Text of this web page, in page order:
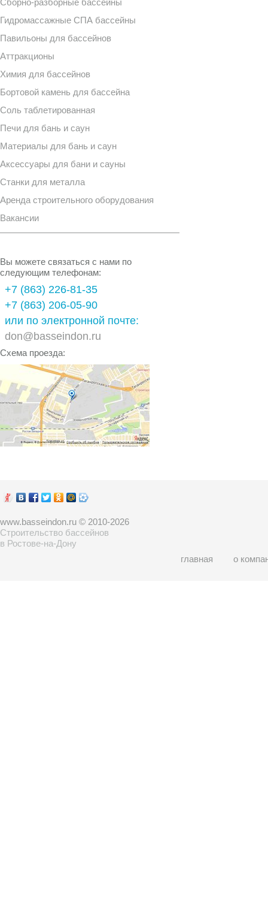
Сборно-разборные бассейны
Гидромассажные СПА бассейны
Павильоны для бассейнов
Аттракционы
Химия для бассейнов
Бортовой камень для бассейна
Соль таблетированная
Печи для бань и саун
Материалы для бань и саун
Аксессуары для бани и сауны
Станки для металла
Аренда строительного оборудования
Вакансии
Вы можете связаться с нами по
следующим телефонам:
+7 (863) 226-81-35
+7 (863) 206-05-90
или по электронной почте:
don@basseindon.ru
Схема проезда:
www.basseindon.ru © 2010-2026
Строительство бассейнов
в Ростове-на-Дону
главная
о